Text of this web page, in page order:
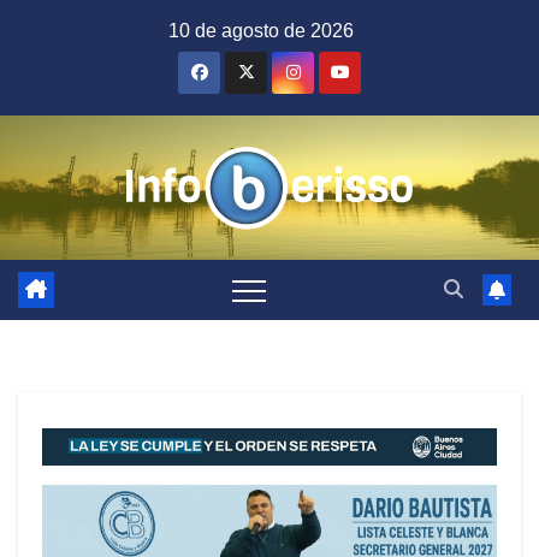
10 de agosto de 2026